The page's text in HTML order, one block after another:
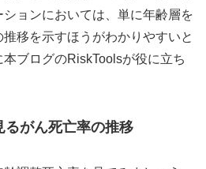
ョンにおいては、単に年齢層を
移を示すほうがわかりやすいと
ブログのRiskToolsが役に立ち
がん死亡率の推移